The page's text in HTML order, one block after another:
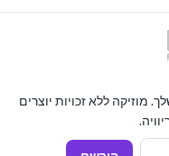
מוזיקה ללא זכויות יוצרים